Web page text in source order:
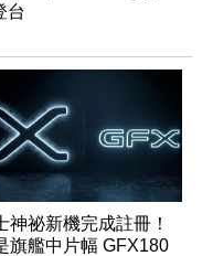
台
神祕新機完成註冊！
旗艦中片幅 GFX180